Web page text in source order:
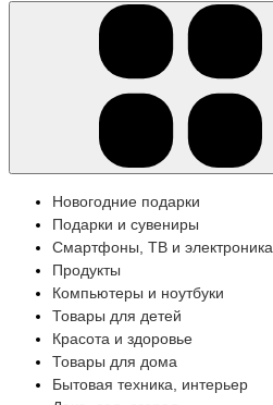
Новогодние подарки
Подарки и сувениры
Смартфоны, ТВ и электроника
Продукты
Компьютеры и ноутбуки
Товары для детей
Красота и здоровье
Товары для дома
Бытовая техника, интерьер